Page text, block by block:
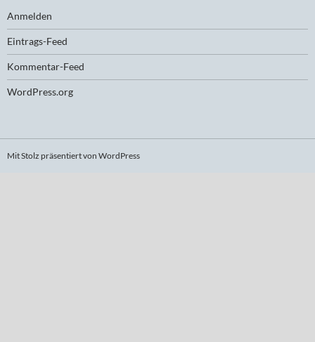
Anmelden
Eintrags-Feed
Kommentar-Feed
WordPress.org
Mit Stolz präsentiert von WordPress